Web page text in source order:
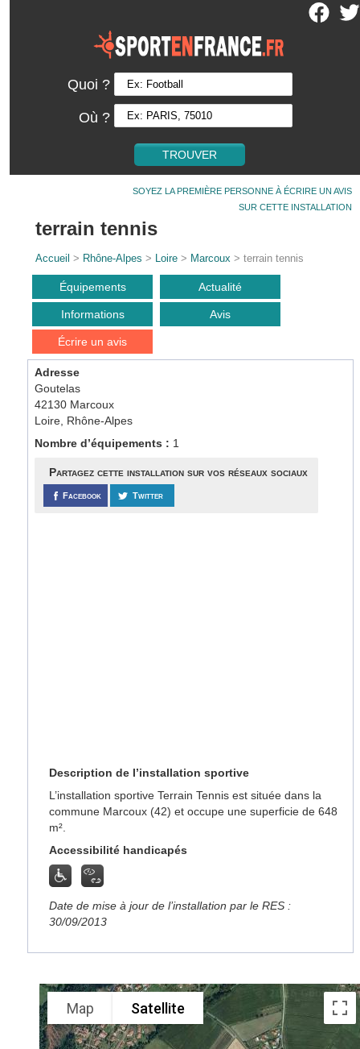
Quoi ?
Où ?
SOYEZ LA PREMIÈRE PERSONNE À ÉCRIRE UN AVIS
SUR CETTE INSTALLATION
terrain tennis
Accueil > Rhône-Alpes > Loire > Marcoux > terrain tennis
Équipements Actualité
Informations Avis
Écrire un avis
Adresse
Goutelas
42130 Marcoux
Loire, Rhône-Alpes
Nombre d’équipements : 1
Partagez cette installation sur vos réseaux sociaux
Facebook Twitter
Description de l’installation sportive
L’installation sportive Terrain Tennis est située dans la
commune Marcoux (42) et occupe une superficie de 648
m².
Accessibilité handicapés
Date de mise à jour de l’installation par le RES :
30/09/2013
Map Satellite